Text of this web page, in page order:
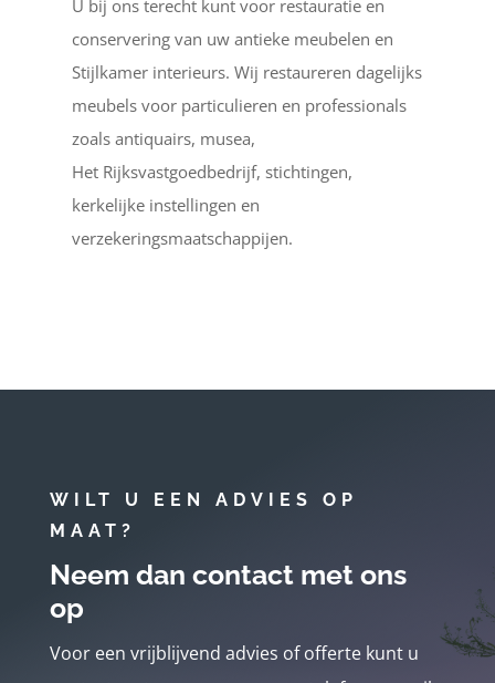
U bij ons terecht kunt voor restauratie en
conservering van uw antieke meubelen en
Stijlkamer interieurs. Wij restaureren dagelijks
meubels voor particulieren en professionals
zoals antiquairs, musea,
Het Rijksvastgoedbedrijf, stichtingen,
kerkelijke instellingen en
verzekeringsmaatschappijen.
WILT U EEN ADVIES OP
MAAT?
Neem dan contact met ons
op
Voor een vrijblijvend advies of offerte kunt u